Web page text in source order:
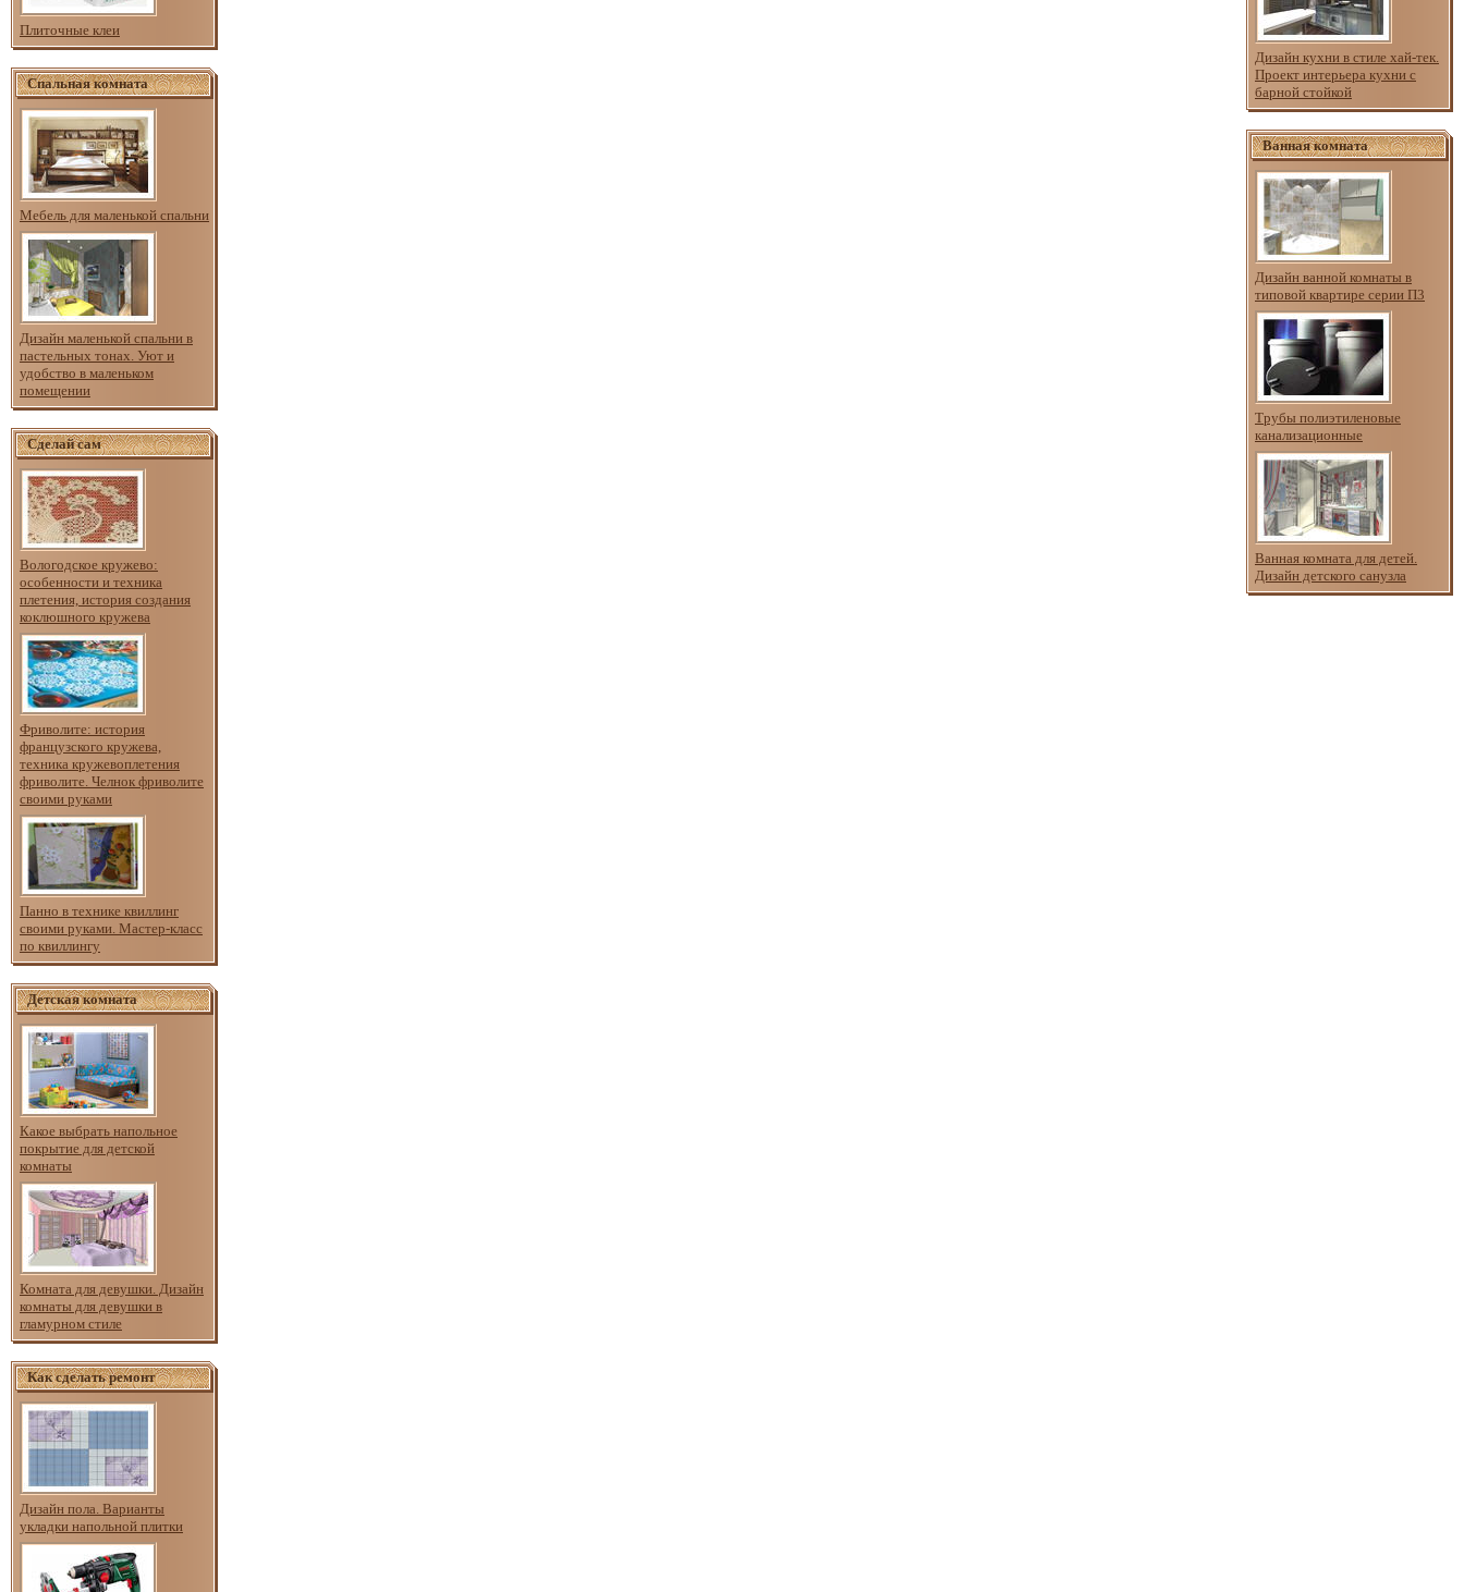
Плиточные клеи
Спальная комната
Мебель для маленькой спальни
Дизайн маленькой спальни в
пастельных тонах. Уют и
удобство в маленьком
помещении
Сделай сам
Вологодское кружево:
особенности и техника
плетения, история создания
коклюшного кружева
Фриволите: история
французского кружева,
техника кружевоплетения
фриволите. Челнок фриволите
своими руками
Панно в технике квиллинг
своими руками. Мастер-класс
по квиллингу
Детская комната
Какое выбрать напольное
покрытие для детской
комнаты
Комната для девушки. Дизайн
комнаты для девушки в
гламурном стиле
Как сделать ремонт
Дизайн пола. Варианты
укладки напольной плитки
Дизайн кухни в стиле хай-тек.
Проект интерьера кухни с
барной стойкой
Ванная комната
Дизайн ванной комнаты в
типовой квартире серии П3
Трубы полиэтиленовые
канализационные
Ванная комната для детей.
Дизайн детского санузла